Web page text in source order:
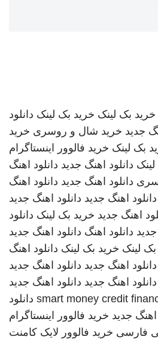
خرید بک لینک خرید بک لینک دانلود
جدید خرید شال و روسری خرید
بک لینک خرید فالوور اینستاگرام
دانلود اهنگ جدید دانلود اهنگ
دانلود اهنگ جدید دانلود اهنگ
دانلود اهنگ جدید دانلود اهنگ جدید
اهنگ جدید خرید بک لینک دانلود
دانلود اهنگ دانلود اهنگ جدید
لینک خرید بک لینک دانلود اهنگ
دانلود اهنگ جدید دانلود اهنگ جدید
دانلود اهنگ جدید دانلود اهنگ جدید
smart money credit دانلود
اهنگ جدید خرید فالوور اینستاگرام
فارسی خرید فالوور لایک کامنت